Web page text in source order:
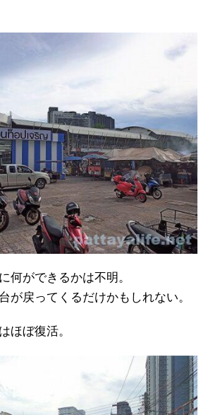
何ができるかは不明。
が戻ってくるだけかもしれない。
ほぼ復活。